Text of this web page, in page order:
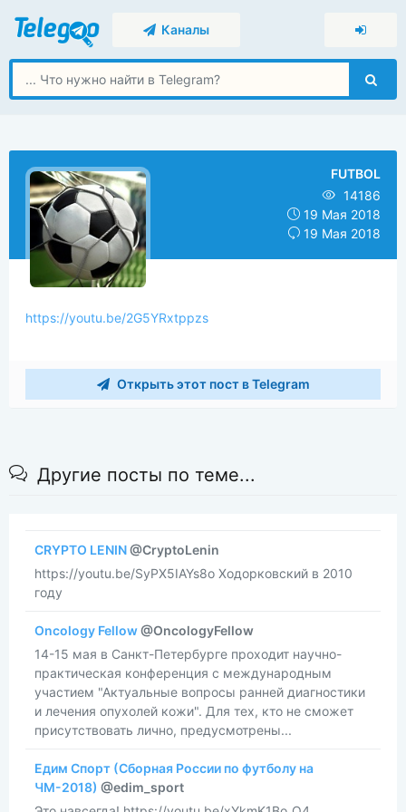
Каналы
FUTBOL
14186
19 Мая 2018
19 Мая 2018
https://youtu.be/2G5YRxtppzs
Открыть этот пост в Telegram
Другие посты по теме...
CRYPTO LENIN@CryptoLenin
https://youtu.be/SyPX5IAYs8o Ходорковский в 2010
году
Oncology Fellow@OncologyFellow
14-15 мая в Санкт-Петербурге проходит научно-
практическая конференция с международным
участием "Актуальные вопросы ранней диагностики
и лечения опухолей кожи". Для тех, кто не сможет
присутствовать лично, предусмотрены...
Едим Спорт (Сборная России по футболу на
ЧМ-2018) @edim_sport